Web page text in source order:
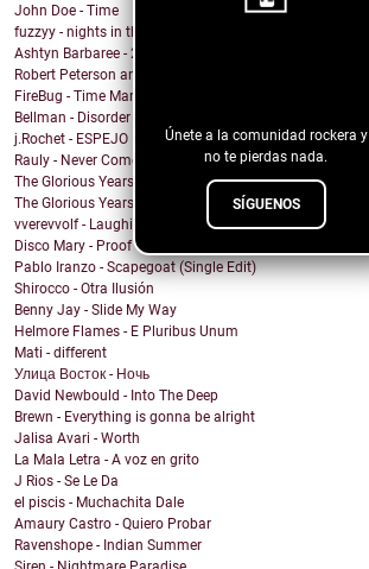
Únete a la comunidad rockera y
no te pierdas nada.
SÍGUENOS
John Doe - Time
fuzzyy - nights in the basement ft. long beard
Ashtyn Barbaree - 2am Shadow (Piano Version)
Robert Peterson and The Crusade - Of All The World
FireBug - Time Marches On
Bellman - Disorder
j.Rochet - ESPEJO
Rauly - Never Come Back
The Glorious Years - Cosmic Behaviour
The Glorious Years - Sweet Imperfections
vverevvolf - Laughing Til I Cry
Disco Mary - Proof
Pablo Iranzo - Scapegoat (Single Edit)
Shirocco - Otra Ilusión
Benny Jay - Slide My Way
Helmore Flames - E Pluribus Unum
Mati - different
Улица Восток - Ночь
David Newbould - Into The Deep
Brewn - Everything is gonna be alright
Jalisa Avari - Worth
La Mala Letra - A voz en grito
J Rios - Se Le Da
el piscis - Muchachita Dale
Amaury Castro - Quiero Probar
Ravenshope - Indian Summer